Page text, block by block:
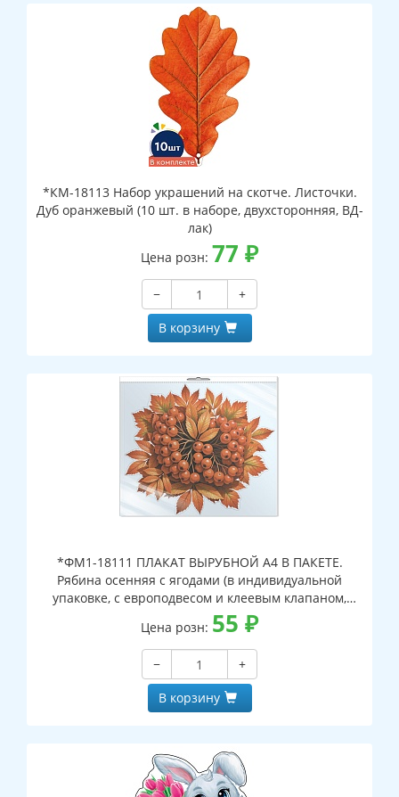
*КМ-18113 Набор украшений на скотче. Листочки.
Дуб оранжевый (10 шт. в наборе, двухсторонняя, ВД-
лак)
Цена розн: 77 ₽
−
+
В корзину
*ФМ1-18111 ПЛАКАТ ВЫРУБНОЙ А4 В ПАКЕТЕ.
Рябина осенняя с ягодами (в индивидуальной
упаковке, с европодвесом и клеевым клапаном,
двухсторонний, ВД-лак)
Цена розн: 55 ₽
−
+
В корзину